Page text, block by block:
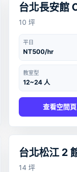
台北長安館
10 坪
平日
NT500/hr
教室型
12~24 人
查看空間頁
‹
台北松江 2
14 坪